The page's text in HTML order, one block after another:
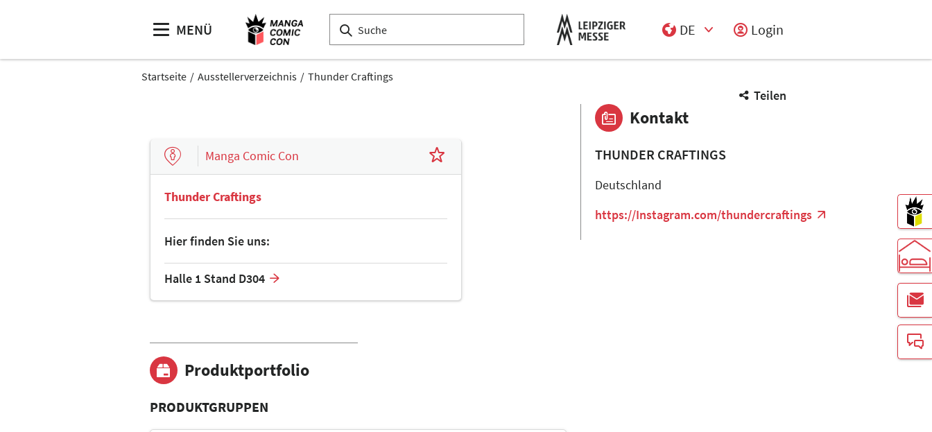
MENÜ
DE
Login
Startseite Ausstellerverzeichnis Thunder Craftings
Teilen
Manga Comic Con
Thunder Craftings
Hier finden Sie uns:
Halle 1 Stand D304
Produktportfolio
PRODUKTGRUPPEN
Kontakt
THUNDER CRAFTINGS
Deutschland
https://Instagram.com/thundercraftings